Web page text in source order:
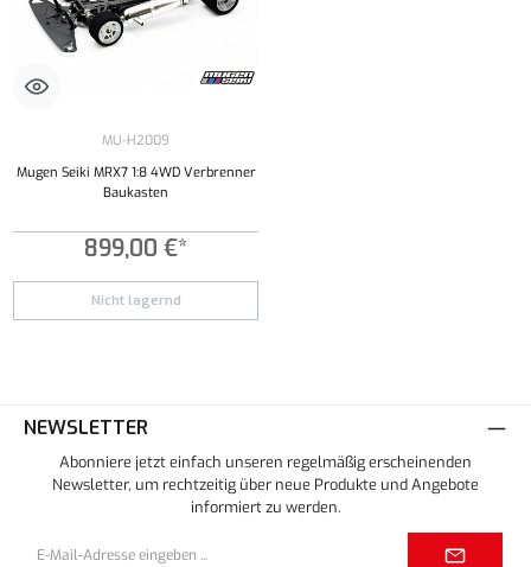
MU-H2009
Mugen Seiki MRX7 1:8 4WD Verbrenner
Baukasten
899,00 €*
Nicht lagernd
NEWSLETTER
Abonniere jetzt einfach unseren regelmäßig erscheinenden
Newsletter, um rechtzeitig über neue Produkte und Angebote
informiert zu werden.